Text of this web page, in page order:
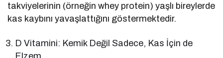
takviyelerinin (örneğin whey protein) yaşlı bireylerde
kas kaybını yavaşlattığını göstermektedir.
D Vitamini: Kemik Değil Sadece, Kas İçin de
Elzem